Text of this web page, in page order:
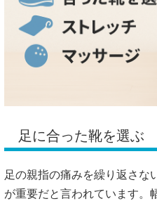
足に合った靴を選ぶ
足の親指の痛みを繰り返さな
が重要だと言われています。